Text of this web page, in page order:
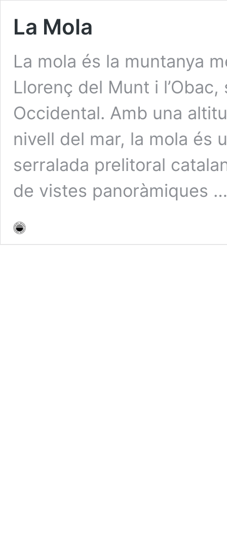
La Mola
La mola és la muntanya
Llorenç del Munt i
Occidental. Amb una
nivell del mar, la mola és
serralada prelitoral
de vistes panoràmiques